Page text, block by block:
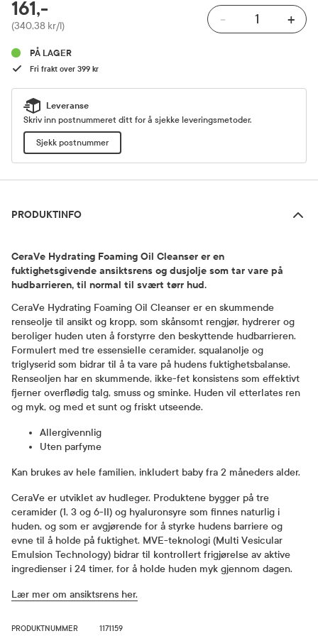
Pris
161,-
(340,38 kr/l) - +
PÅ LAGER
Fri frakt over 399 kr
Leveranse
Skriv inn postnummeret ditt for å sjekke leveringsmetoder.
Sjekk postnummer
PRODUKTINFO
CeraVe Hydrating Foaming Oil Cleanser er en
fuktighetsgivende ansiktsrens og dusjolje som tar vare på
hudbarrieren, til normal til svært tørr hud.
CeraVe Hydrating Foaming Oil Cleanser er en skummende
renseolje til ansikt og kropp, som skånsomt rengjør, hydrerer og
beroliger huden uten å forstyrre den beskyttende hudbarrieren.
Formulert med tre essensielle ceramider, squalanolje og
triglyserid som bidrar til å ta vare på hudens fuktighetsbalanse.
Renseoljen har en skummende, ikke-fet konsistens som effektivt
fjerner overflødig talg, smuss og sminke. Huden vil etterlates ren
og myk, og med et sunt og friskt utseende.
Allergivennlig
Uten parfyme
Kan brukes av hele familien, inkludert baby fra 2 måneders alder.
CeraVe er utviklet av hudleger. Produktene bygger på tre
ceramider (1, 3 og 6-II) og hyaluronsyre som finnes naturlig i
huden, og som er avgjørende for å styrke hudens barriere og
evne til å holde på fuktighet. MVE-teknologi (Multi Vesicular
Emulsion Technology) bidrar til kontrollert frigjørelse av aktive
ingredienser i 24 timer, for å holde huden myk gjennom dagen.
Lær mer om ansiktsrens her.
PRODUKTNUMMER
1171159